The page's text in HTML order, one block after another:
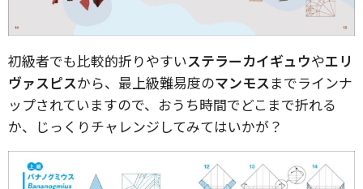
初級者でも比較的折りやすいステラーカイギュウやエリ
ヴァスピスから、最上級難易度のマンモスまでラインナ
ップされていますので、おうち時間でどこまで折れる
か、じっくりチャレンジしてみてはいかが？